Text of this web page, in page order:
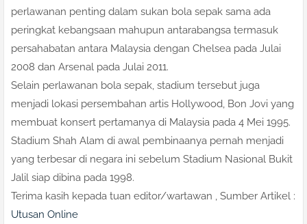
perlawanan penting dalam sukan bola sepak sama ada
peringkat kebangsaan mahupun antarabangsa termasuk
persahabatan antara Malaysia dengan Chelsea pada Julai
2008 dan Arsenal pada Julai 2011.
Selain perlawanan bola sepak, stadium tersebut juga
menjadi lokasi persembahan artis Hollywood, Bon Jovi yang
membuat konsert pertamanya di Malaysia pada 4 Mei 1995.
Stadium Shah Alam di awal pembinaanya pernah menjadi
yang terbesar di negara ini sebelum Stadium Nasional Bukit
Jalil siap dibina pada 1998.
Terima kasih kepada tuan editor/wartawan , Sumber Artikel :
Utusan Online